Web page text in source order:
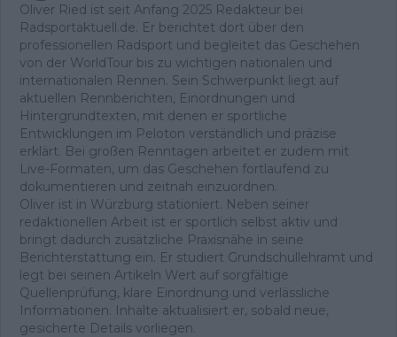
Oliver Ried ist seit Anfang 2025 Redakteur bei
Radsportaktuell.de. Er berichtet dort über den
professionellen Radsport und begleitet das Geschehen
von der WorldTour bis zu wichtigen nationalen und
internationalen Rennen. Sein Schwerpunkt liegt auf
aktuellen Rennberichten, Einordnungen und
Hintergrundtexten, mit denen er sportliche
Entwicklungen im Peloton verständlich und präzise
erklärt. Bei großen Renntagen arbeitet er zudem mit
Live-Formaten, um das Geschehen fortlaufend zu
dokumentieren und zeitnah einzuordnen.
Oliver ist in Würzburg stationiert. Neben seiner
redaktionellen Arbeit ist er sportlich selbst aktiv und
bringt dadurch zusätzliche Praxisnähe in seine
Berichterstattung ein. Er studiert Grundschullehramt und
legt bei seinen Artikeln Wert auf sorgfältige
Quellenprüfung, klare Einordnung und verlässliche
Informationen. Inhalte aktualisiert er, sobald neue,
gesicherte Details vorliegen.